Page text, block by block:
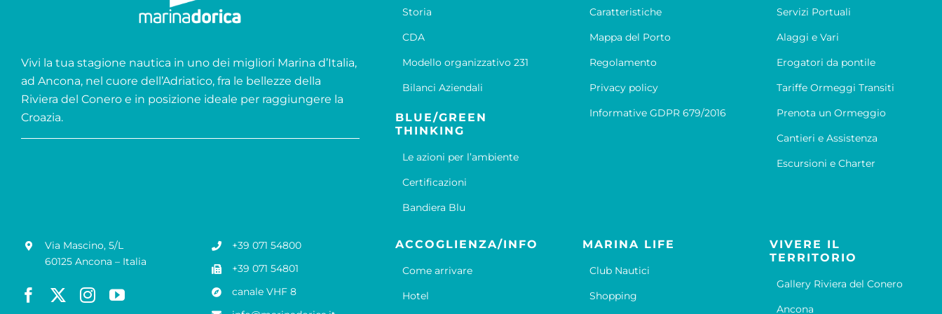
Vivi la tua stagione nautica in uno dei migliori Marina d’Italia,
ad Ancona, nel cuore dell’Adriatico, fra le bellezze della
Riviera del Conero e in posizione ideale per raggiungere la
Croazia.
Storia
CDA
Modello organizzativo 231
Bilanci Aziendali
BLUE/GREEN
THINKING
Le azioni per l’ambiente
Certificazioni
Bandiera Blu
Caratteristiche
Mappa del Porto
Regolamento
Privacy policy
Informative GDPR 679/2016
Servizi Portuali
Alaggi e Vari
Erogatori da pontile
Tariffe Ormeggi Transiti
Prenota un Ormeggio
Cantieri e Assistenza
Escursioni e Charter
Via Mascino, 5/L
60125 Ancona – Italia
+39 071 54800
+39 071 54801
canale VHF 8
ACCOGLIENZA/INFO
Come arrivare
Hotel
MARINA LIFE
Club Nautici
Shopping
VIVERE IL
TERRITORIO
Gallery Riviera del Conero
Ancona